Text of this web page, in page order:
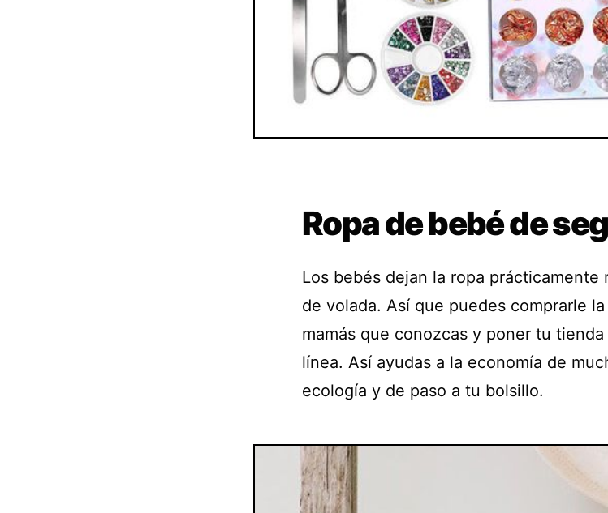
Ropa de bebé de
Los bebés dejan la ropa prácticamente
de volada. Así que puedes comprarle
mamás que conozcas y poner tu
línea. Así ayudas a la economía de
ecología y de paso a tu bolsillo.